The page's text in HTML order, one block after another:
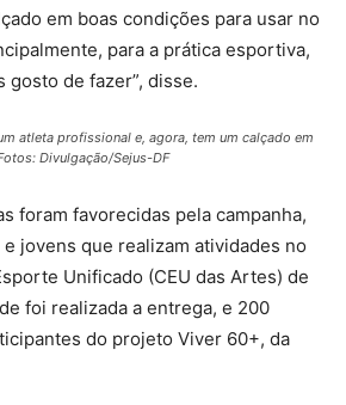
em boas condições para usar no
para a prática esportiva,
gosto de fazer”, disse.
atleta profissional e, agora, tem um calçado em
Divulgação/Sejus-DF
foram favorecidas pela campanha,
jovens que realizam atividades no
Unificado (CEU das Artes) de
foi realizada a entrega, e 200
do projeto Viver 60+, da